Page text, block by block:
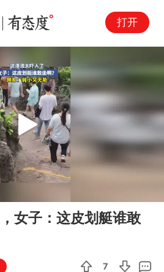
打开
Play
女子：这皮划艇谁敢
7